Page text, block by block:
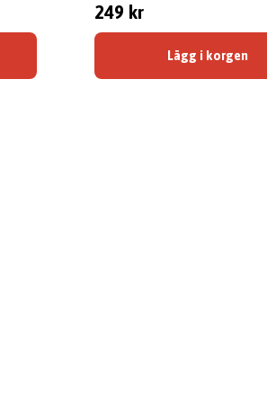
249 kr
Lägg i korgen